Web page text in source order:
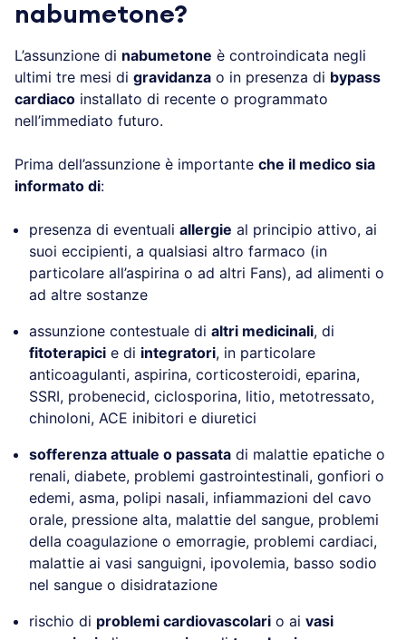
nabumetone?
L’assunzione di nabumetone è controindicata negli
ultimi tre mesi di gravidanza o in presenza di bypass
cardiaco installato di recente o programmato
nell’immediato futuro.
Prima dell’assunzione è importante che il medico sia
informato di:
presenza di eventuali allergie al principio attivo, ai
suoi eccipienti, a qualsiasi altro farmaco (in
particolare all’aspirina o ad altri Fans), ad alimenti o
ad altre sostanze
assunzione contestuale di altri medicinali, di
fitoterapici e di integratori, in particolare
anticoagulanti, aspirina, corticosteroidi, eparina,
SSRI, probenecid, ciclosporina, litio, metotressato,
chinoloni, ACE inibitori e diuretici
sofferenza attuale o passata di malattie epatiche o
renali, diabete, problemi gastrointestinali, gonfiori o
edemi, asma, polipi nasali, infiammazioni del cavo
orale, pressione alta, malattie del sangue, problemi
della coagulazione o emorragie, problemi cardiaci,
malattie ai vasi sanguigni, ipovolemia, basso sodio
nel sangue o disidratazione
rischio di problemi cardiovascolari o ai vasi